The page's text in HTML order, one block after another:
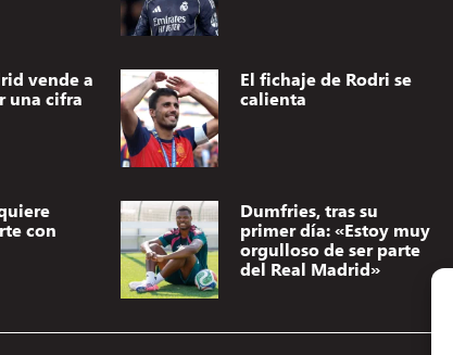
vende a
una cifra
El fichaje de Rodri se
calienta
con
Dumfries, tras su
primer día: «Estoy muy
orgulloso de ser parte
del Real Madrid»